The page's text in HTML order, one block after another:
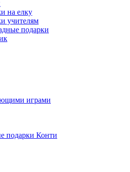
на елку
учителям
подарки
играми
подарки Конти